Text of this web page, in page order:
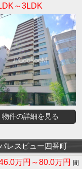
～3LDK
物件の詳細を見る
レスビュー四番町
万円～80.0万円